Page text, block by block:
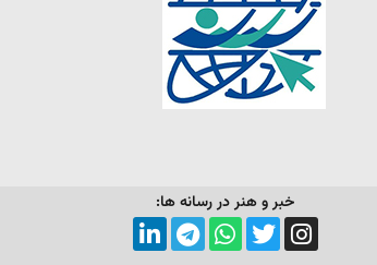
خبر و هنر در رسانه ها: